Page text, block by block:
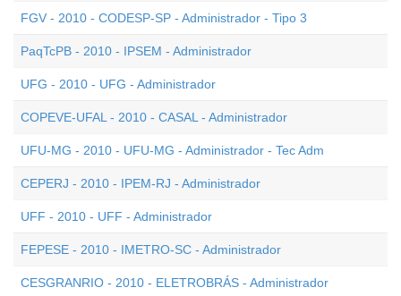
FGV - 2010 - CODESP-SP - Administrador - Tipo 3
PaqTcPB - 2010 - IPSEM - Administrador
UFG - 2010 - UFG - Administrador
COPEVE-UFAL - 2010 - CASAL - Administrador
UFU-MG - 2010 - UFU-MG - Administrador - Tec Adm
CEPERJ - 2010 - IPEM-RJ - Administrador
UFF - 2010 - UFF - Administrador
FEPESE - 2010 - IMETRO-SC - Administrador
CESGRANRIO - 2010 - ELETROBRÁS - Administrador